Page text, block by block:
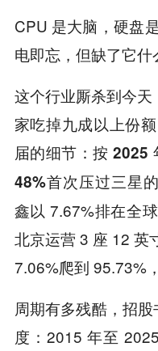
CPU 是大脑，硬盘
电即忘，但缺了它什
这个行业厮杀到今
家吃掉九成以上份
届的细节：按 2025
48%首次压过三星
鑫以 7.67%排在全
北京运营 3 座 12 英
7.06%爬到 95.73%
周期有多残酷，招
度：2015 年至